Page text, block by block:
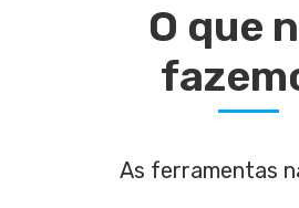
O que
As ferramentas